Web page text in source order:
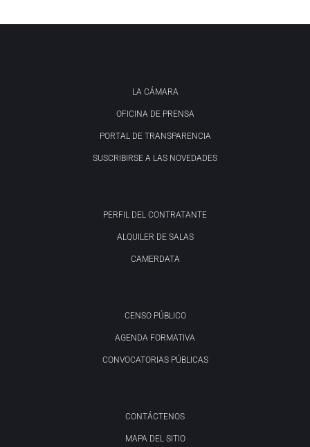
LA CÁMARA
OFICINA DE PRENSA
PORTAL DE TRANSPARENCIA
SUSCRIBIRSE A LAS NOVEDADES
PERFIL DEL CONTRATANTE
ALQUILER DE SALAS
CAMERDATA
CENSO PÚBLICO
AGENDA FORMATIVA
CONVOCATORIAS PÚBLICAS
CONTÁCTENOS
MAPA DEL SITIO